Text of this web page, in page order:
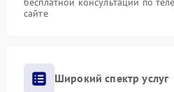
сайте
Широкий спектр услуг